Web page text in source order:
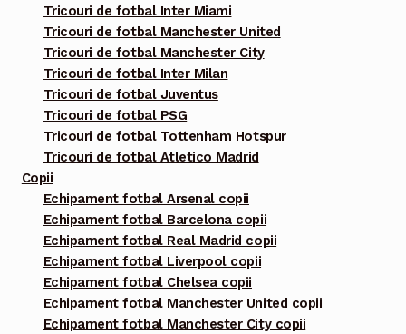
Tricouri de fotbal Inter Miami
Tricouri de fotbal Manchester United
Tricouri de fotbal Manchester City
Tricouri de fotbal Inter Milan
Tricouri de fotbal Juventus
Tricouri de fotbal PSG
Tricouri de fotbal Tottenham Hotspur
Tricouri de fotbal Atletico Madrid
Copii
Echipament fotbal Arsenal copii
Echipament fotbal Barcelona copii
Echipament fotbal Real Madrid copii
Echipament fotbal Liverpool copii
Echipament fotbal Chelsea copii
Echipament fotbal Manchester United copii
Echipament fotbal Manchester City copii